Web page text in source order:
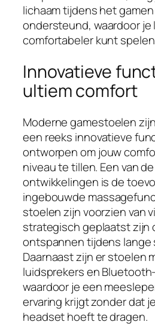
lichaam tijdens het
ondersteund, waardoor je
comfortabeler kunt
Innovatieve
ultiem comfort
Moderne gamestoelen
een reeks innovatieve
ontworpen om jouw
niveau te tillen. Een van
ontwikkelingen is de
ingebouwde
stoelen zijn voorzien van
strategisch geplaatst zijn
ontspannen tijdens lange
Daarnaast zijn er stoelen
luidsprekers en
waardoor je een
ervaring krijgt zonder dat
headset hoeft te dragen.